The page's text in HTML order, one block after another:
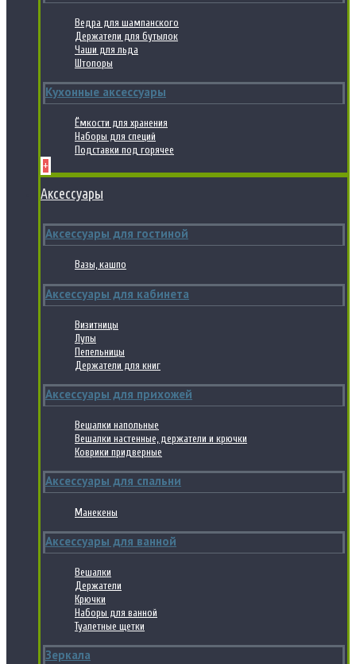
Ведра для шампанского
Держатели для бутылок
Чаши для льда
Штопоры
Кухонные аксессуары
Ёмкости для хранения
Наборы для специй
Подставки под горячее
+
Аксессуары
Аксессуары для гостиной
Вазы, кашпо
Аксессуары для кабинета
Визитницы
Лупы
Пепельницы
Держатели для книг
Аксессуары для прихожей
Вешалки напольные
Вешалки настенные, держатели и крючки
Коврики придверные
Аксессуары для спальни
Манекены
Аксессуары для ванной
Вешалки
Держатели
Крючки
Наборы для ванной
Туалетные щетки
Зеркала